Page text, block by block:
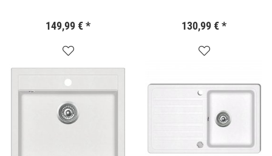
149,99 €* 130,99 €*